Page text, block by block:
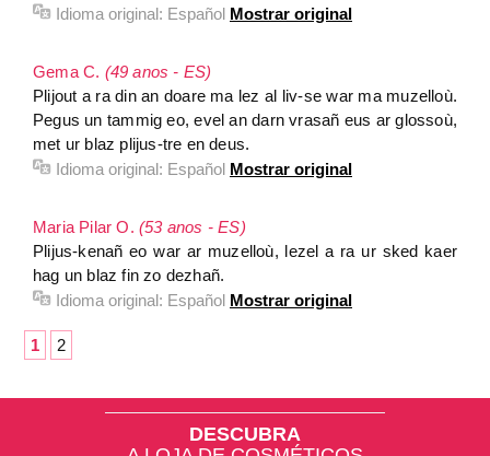
Idioma original: Español Mostrar original
Gema C. (49 anos - ES)
Plijout a ra din an doare ma lez al liv-se war ma muzelloù.
Pegus un tammig eo, evel an darn vrasañ eus ar glossoù,
met ur blaz plijus-tre en deus.
Idioma original: Español Mostrar original
Maria Pilar O. (53 anos - ES)
Plijus-kenañ eo war ar muzelloù, lezel a ra ur sked kaer
hag un blaz fin zo dezhañ.
Idioma original: Español Mostrar original
1 2
DESCUBRA